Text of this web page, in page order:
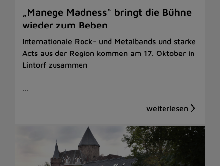
„Manege Madness“ bringt die Bühne
wieder zum Beben
Internationale Rock- und Metalbands und starke
Acts aus der Region kommen am 17. Oktober in
Lintorf zusammen
…